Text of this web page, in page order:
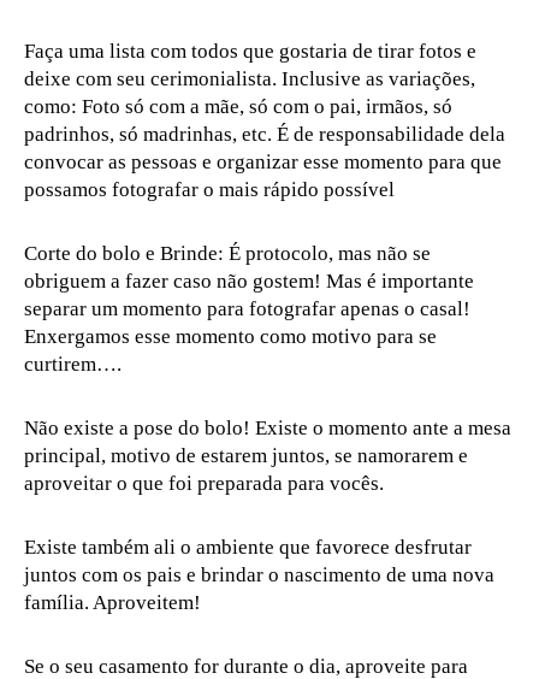
Faça uma lista com todos que gostaria de tirar fotos e
deixe com seu cerimonialista. Inclusive as variações,
como: Foto só com a mãe, só com o pai, irmãos, só
padrinhos, só madrinhas, etc. É de responsabilidade dela
convocar as pessoas e organizar esse momento para que
possamos fotografar o mais rápido possível
Corte do bolo e Brinde: É protocolo, mas não se
obriguem a fazer caso não gostem! Mas é importante
separar um momento para fotografar apenas o casal!
Enxergamos esse momento como motivo para se
curtirem….
Não existe a pose do bolo! Existe o momento ante a mesa
principal, motivo de estarem juntos, se namorarem e
aproveitar o que foi preparada para vocês.
Existe também ali o ambiente que favorece desfrutar
juntos com os pais e brindar o nascimento de uma nova
família. Aproveitem!
Se o seu casamento for durante o dia, aproveite para